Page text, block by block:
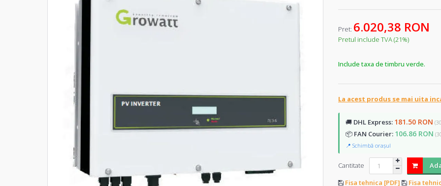
Pret: 6.020,38 RON
Pretul include TVA (21%)
Include taxa de timbru verde.
La acest produs se mai uita
🚚 DHL Express: 181.50 RON
📦 FAN Courier: 106.86 RON
📍 Schimbă orașul
Cantitate
Fisa tehnica [PDF]
Fisa